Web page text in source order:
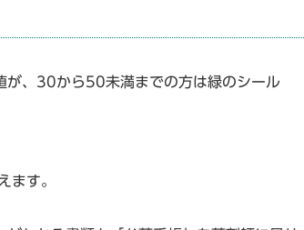
、30から50未満までの方は緑のシール
ます。